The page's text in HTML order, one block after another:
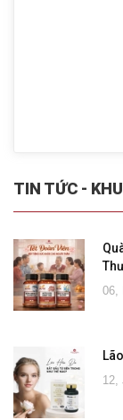
TIN TỨC -
06,
12,